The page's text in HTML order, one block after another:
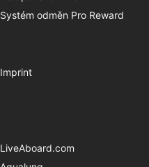
Systém odměn Pro Reward
Imprint
LiveAboard.com